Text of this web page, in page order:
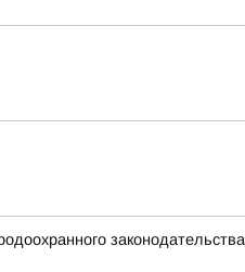
законодательства